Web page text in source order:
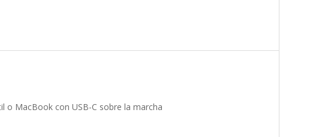
o MacBook con USB-C sobre la marcha